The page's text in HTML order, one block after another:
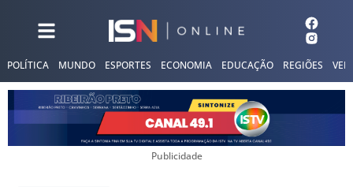
POLÍTICA MUNDO ESPORTES ECONOMIA EDUCAÇÃO REGIÕES
Publicidade